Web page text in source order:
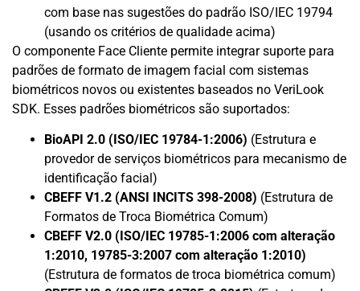
com base nas sugestões do padrão ISO/IEC 19794
(usando os critérios de qualidade acima)
O componente Face Cliente permite integrar suporte para
padrões de formato de imagem facial com sistemas
biométricos novos ou existentes baseados no VeriLook
SDK. Esses padrões biométricos são suportados:
BioAPI 2.0 (ISO/IEC 19784-1:2006) (Estrutura e
provedor de serviços biométricos para mecanismo de
identificação facial)
CBEFF V1.2 (ANSI INCITS 398-2008) (Estrutura de
Formatos de Troca Biométrica Comum)
CBEFF V2.0 (ISO/IEC 19785-1:2006 com alteração
1:2010, 19785-3:2007 com alteração 1:2010)
(Estrutura de formatos de troca biométrica comum)